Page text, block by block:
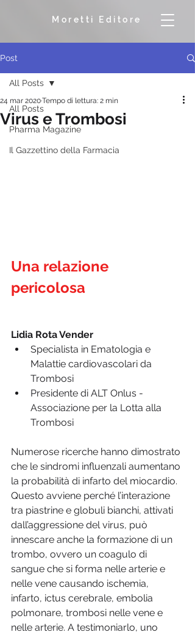
Moretti Editore
Post
All Posts
Pharma Magazine
Il Gazzettino della Farmacia
All Posts
Virus e Trombosi
24 mar 2020Tempo di lettura: 2 min
Una relazione
pericolosa
Lidia Rota Vender
Specialista in Ematologia e
Malattie cardiovascolari da
Trombosi
Presidente di ALT Onlus -
Associazione per la Lotta alla
Trombosi
Numerose ricerche hanno dimostrato
che le sindromi influenzali aumentano
la probabilità di infarto del miocardio.
Questo avviene perché l’interazione
tra piastrine e globuli bianchi, attivati
dall’aggressione del virus, può
innescare anche la formazione di un
trombo, ovvero un coagulo di
sangue che si forma nelle arterie e
nelle vene causando ischemia,
infarto, ictus cerebrale, embolia
polmonare, trombosi nelle vene e
nelle arterie. A testimoniarlo, uno